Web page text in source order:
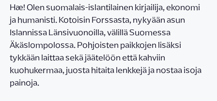
Hæ! Olen suomalais-islantilainen kirjailija, ekonomi
ja humanisti. Kotoisin Forssasta, nykyään asun
Islannissa Länsivuonoilla, välillä Suomessa
Äkäslompolossa. Pohjoisten paikkojen lisäksi
tykkään laittaa sekä jäätelöön että kahviin
kuohukermaa, juosta hitaita lenkkejä ja nostaa isoja
painoja.